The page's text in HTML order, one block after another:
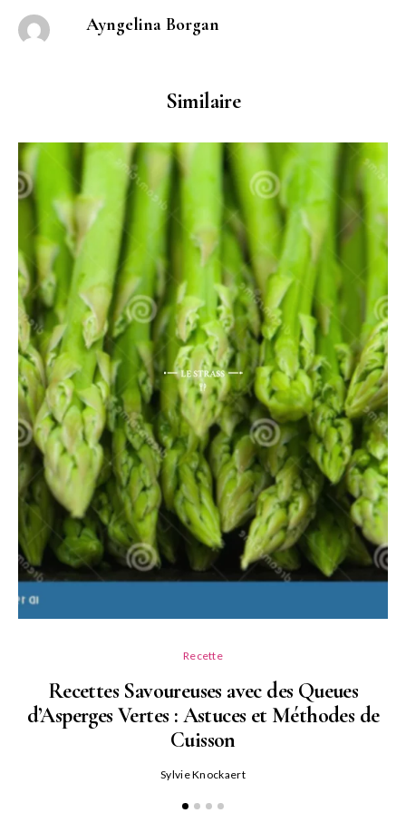
Ayngelina Borgan
Similaire
Recette
Recettes Savoureuses avec des Queues
d’Asperges Vertes : Astuces et Méthodes de
Cuisson
Sylvie Knockaert